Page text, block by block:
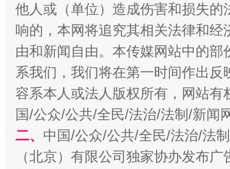
在谋一域中谋全局
习近平的博鳌关键词
魏明亮
他人或（单位）造成伤害和损失
响的，本网将追究其相关法律和
由和新闻自由。本传媒网站中的
系我们，我们将在第一时间作出
容系本人或法人版权所有，网站
国/公众/公共/全民/法治/法制/新闻
二、 中国/公众/公共/全民/法治/法
（北京）有限公司独家协办发布